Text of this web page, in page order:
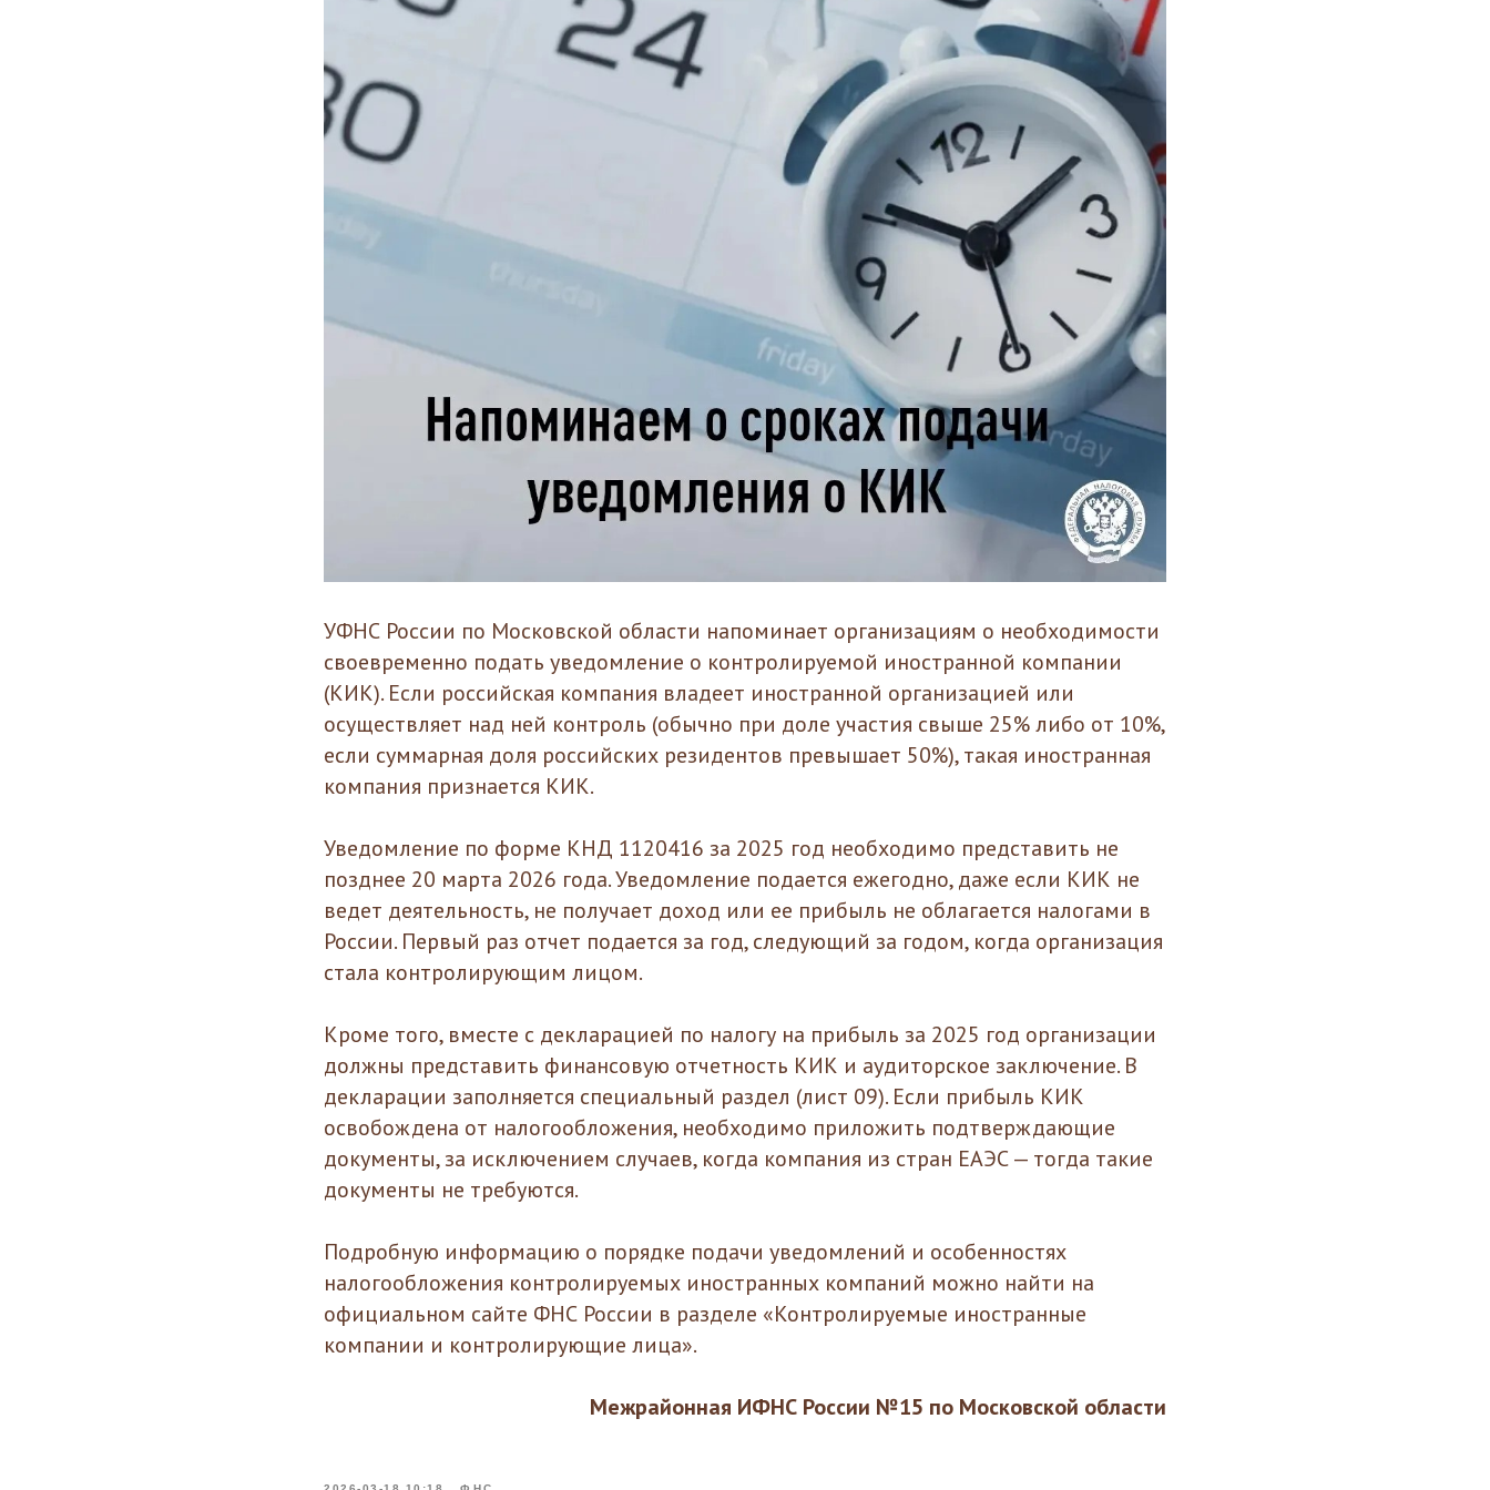
УФНС России по Московской области напоминает организациям о необходимости
своевременно подать уведомление о контролируемой иностранной компании
(КИК). Если российская компания владеет иностранной организацией или
осуществляет над ней контроль (обычно при доле участия свыше 25% либо от 10%,
если суммарная доля российских резидентов превышает 50%), такая иностранная
компания признается КИК.
Уведомление по форме КНД 1120416 за 2025 год необходимо представить не
позднее 20 марта 2026 года. Уведомление подается ежегодно, даже если КИК не
ведет деятельность, не получает доход или ее прибыль не облагается налогами в
России. Первый раз отчет подается за год, следующий за годом, когда организация
стала контролирующим лицом.
Кроме того, вместе с декларацией по налогу на прибыль за 2025 год организации
должны представить финансовую отчетность КИК и аудиторское заключение. В
декларации заполняется специальный раздел (лист 09). Если прибыль КИК
освобождена от налогообложения, необходимо приложить подтверждающие
документы, за исключением случаев, когда компания из стран ЕАЭС — тогда такие
документы не требуются.
Подробную информацию о порядке подачи уведомлений и особенностях
налогообложения контролируемых иностранных компаний можно найти на
официальном сайте ФНС России в разделе «Контролируемые иностранные
компании и контролирующие лица».
Межрайонная ИФНС России №15 по Московской области